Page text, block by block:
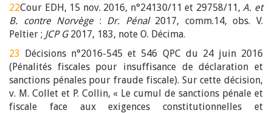
22Cour EDH, 15 nov. 2016, n°24130/11 et 29758/11, A. et
B. contre Norvège: Dr. Pénal2017, comm.14, obs. V.
Peltier ; JCP G2017, 183, note O. Décima.
23 Décisions n°2016-545 et 546 QPC du 24 juin 2016
(Pénalités fiscales pour insuffisance de déclaration et
sanctions pénales pour fraude fiscale). Sur cette décision,
v. M. Collet et P. Collin, « Le cumul de sanctions pénale et
fiscale face aux exigences constitutionnelles et